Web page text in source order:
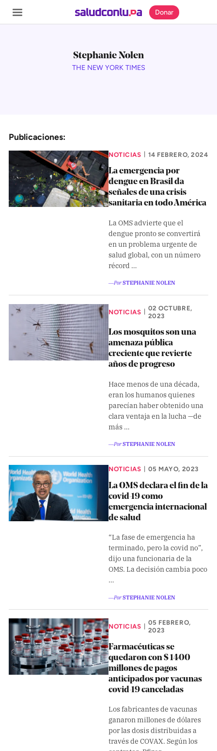
Especiales
Nosotros
COBERTURAS
Comprueba
Sobremesa
FORMATOS
Entrevistas
Opinión
Pon tu lupa sobre lo
que importa
Dona aquí
Enviar
Donar
Stephanie Nolen
THE NEW YORK TIMES
Publicaciones:
NOTICIAS 14 FEBRERO, 2024
La emergencia por
dengue en Brasil da
señales de una crisis
sanitaria en todo América
La OMS advierte que el
dengue pronto se convertirá
en un problema urgente de
salud global, con un número
récord …
―PorSTEPHANIE NOLEN
NOTICIAS
02 OCTUBRE,
2023
Los mosquitos son una
amenaza pública
creciente que revierte
años de progreso
Hace menos de una década,
eran los humanos quienes
parecían haber obtenido una
clara ventaja en la lucha —de
más …
―PorSTEPHANIE NOLEN
NOTICIAS | 05 MAYO, 2023
La OMS declara el fin de la
covid-19 como
emergencia internacional
de salud
“La fase de emergencia ha
terminado, pero la covid no”,
dijo una funcionaria de la
OMS. La decisión cambia poco
…
―PorSTEPHANIE NOLEN
NOTICIAS | 05 FEBRERO,
2023
Farmacéuticas se
quedaron con $ 1400
millones de pagos
anticipados por vacunas
covid-19 canceladas
Los fabricantes de vacunas
ganaron millones de dólares
por las dosis distribuidas a
través de COVAX. Según los